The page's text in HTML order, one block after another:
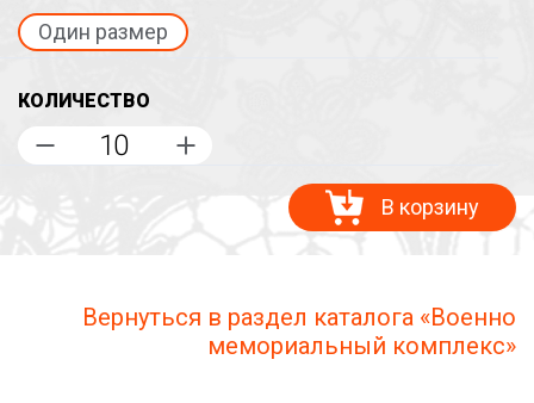
Один размер
КОЛИЧЕСТВО
В корзину
Вернуться в раздел каталога «Военно
мемориальный комплекс»